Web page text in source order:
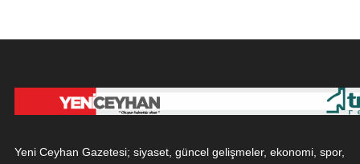
Yeni Ceyhan Gazetesi; siyaset, güncel gelişmeler, ekonomi, spor,